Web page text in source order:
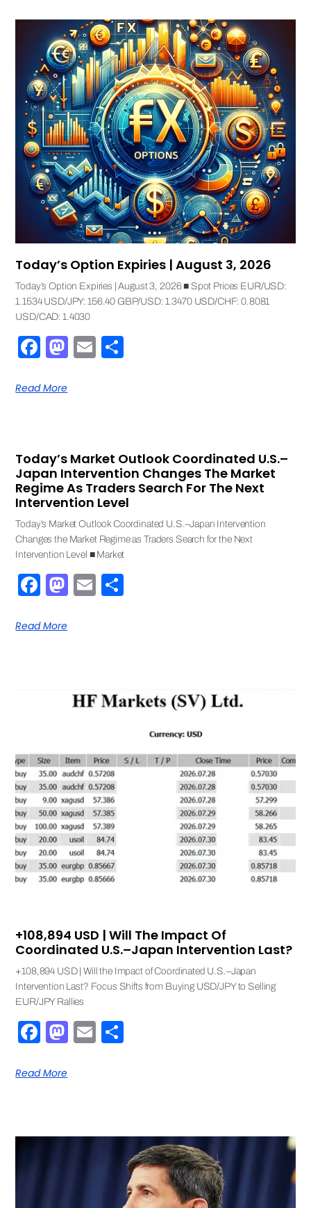
Today’s Option Expiries | August 3, 2026
Today’s Option Expiries | August 3, 2026 ■ Spot Prices EUR/USD:
1.1534 USD/JPY: 156.40 GBP/USD: 1.3470 USD/CHF: 0.8081
USD/CAD: 1.4030
Facebook
Mastodon
Email
Read More
Today’s Market Outlook Coordinated U.S.–
Japan Intervention Changes The Market
Regime As Traders Search For The Next
Intervention Level
Today’s Market Outlook Coordinated U.S.–Japan Intervention
Changes the Market Regime as Traders Search for the Next
Intervention Level ■ Market
Facebook
Mastodon
Email
Read More
+108,894 USD | Will The Impact Of
Coordinated U.S.–Japan Intervention Last?
+108,894 USD | Will the Impact of Coordinated U.S.–Japan
Intervention Last? Focus Shifts from Buying USD/JPY to Selling
EUR/JPY Rallies
Facebook
Mastodon
Email
Read More